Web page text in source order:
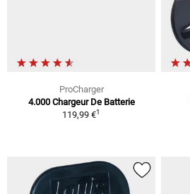
ProCharger
4.000 Chargeur De Batterie
119,99 €1